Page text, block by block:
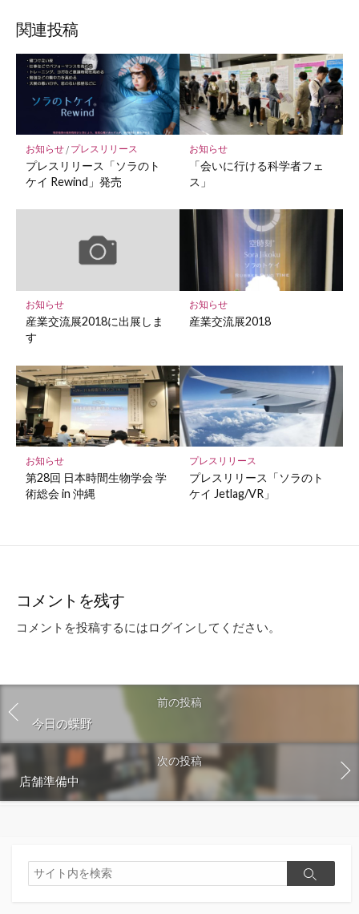
ア
マ
ー
ク
に
保
存
関連投稿
お知らせ/ プレスリリース
プレスリリース「ソラのト
ケイ Rewind」発売
お知らせ
「会いに行ける科学者フェ
ス」
お知らせ
産業交流展2018に出展しま
す
お知らせ
産業交流展2018
お知らせ
第28回 日本時間生物学会 学
術総会 in 沖縄
プレスリリース
プレスリリース「ソラのト
ケイ Jetlag/VR」
コメントを残す
コメントを投稿するにはログイン してください。
前の投稿
今日の蝶野
次の投稿
店舗準備中
検
索
検